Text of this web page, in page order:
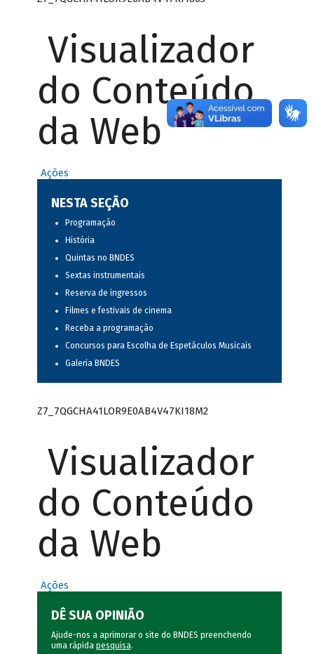
Visualizador
do Conteúdo
da Web
Ações
NESTA SEÇÃO
Programação
História
Quintas no BNDES
Sextas instrumentais
Reserva de ingressos
Filmes e festivais de cinema
Receba a programação
Concursos para Escolha de Espetáculos Musicais
Galeria BNDES
Z7_7QGCHA41LOR9E0AB4V47KI18M2
Visualizador
do Conteúdo
da Web
Ações
DÊ SUA OPINIÃO
Ajude-nos a aprimorar o site do BNDES preenchendo
uma rápida pesquisa.